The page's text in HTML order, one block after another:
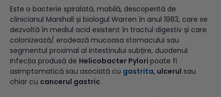
Este o bacterie spiralată, mobilă, descoperită de
clinicianul Marshall și biologul Warren în anul 1983, care se
dezvoltă în mediul acid existent în tractul digestiv și care
colonizează/ erodează mucoasa stomacului sau
segmentul proximal al intestinului subțire, duodenul.
Infecția produsă de Helicobacter Pylori poate fi
asimptomatică sau asociată cu gastrita, ulcerul sau
chiar cu cancerul gastric.